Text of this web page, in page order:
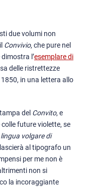
due volumi non
Convivio, che pure nel
l’esemplare di
delle ristrettezze
in una lettera allo
del Convito, e
future violette, se
lingua volgare di
al tipografo un
per me non è
non si
la incoraggiante